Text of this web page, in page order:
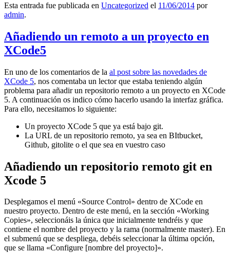
Esta entrada fue publicada en Uncategorized el 11/06/2014 por
admin.
Añadiendo un remoto a un proyecto en
XCode5
En uno de los comentarios de la al post sobre las novedades de
XCode 5, nos comentaba un lector que estaba teniendo algún
problema para añadir un repositorio remoto a un proyecto en XCode
5. A continuación os indico cómo hacerlo usando la interfaz gráfica.
Para ello, necesitamos lo siguiente:
Un proyecto XCode 5 que ya está bajo git.
La URL de un repositorio remoto, ya sea en BItbucket,
Github, gitolite o el que sea en vuestro caso
Añadiendo un repositorio remoto git en
Xcode 5
Desplegamos el menú «Source Control» dentro de XCode en
nuestro proyecto. Dentro de este menú, en la sección «Working
Copies», seleccionáis la única que inicialmente tendréis y que
contiene el nombre del proyecto y la rama (normalmente master). En
el submenú que se despliega, debéis seleccionar la última opción,
que se llama «Configure [nombre del proyecto]».